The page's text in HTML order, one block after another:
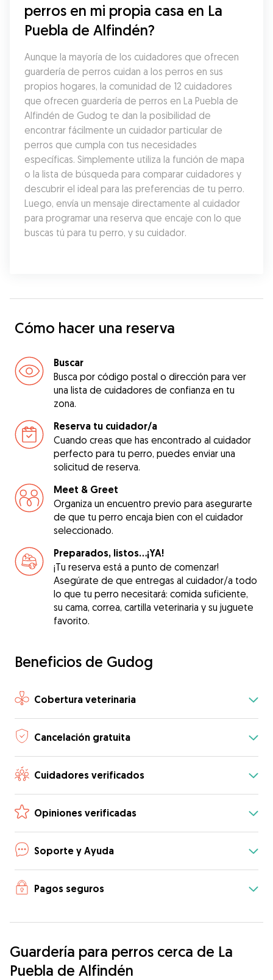
perros en mi propia casa en La
Puebla de Alfindén?
Aunque la mayoría de los cuidadores que ofrecen
guardería de perros cuidan a los perros en sus
propios hogares, la comunidad de 12 cuidadores
que ofrecen guardería de perros en La Puebla de
Alfindén de Gudog te dan la posibilidad de
encontrar fácilmente un cuidador particular de
perros que cumpla con tus necesidades
específicas. Simplemente utiliza la función de mapa
o la lista de búsqueda para comparar cuidadores y
descubrir el ideal para las preferencias de tu perro.
Luego, envía un mensaje directamente al cuidador
para programar una reserva que encaje con lo que
buscas tú para tu perro, y su cuidador.
Cómo hacer una reserva
Buscar
Busca por código postal o dirección para ver
una lista de cuidadores de confianza en tu
zona.
Reserva tu cuidador/a
Cuando creas que has encontrado al cuidador
perfecto para tu perro, puedes enviar una
solicitud de reserva.
Meet & Greet
Organiza un encuentro previo para asegurarte
de que tu perro encaja bien con el cuidador
seleccionado.
Preparados, listos...¡YA!
¡Tu reserva está a punto de comenzar!
Asegúrate de que entregas al cuidador/a todo
lo que tu perro necesitará: comida suficiente,
su cama, correa, cartilla veterinaria y su juguete
favorito.
Beneficios de Gudog
Cobertura veterinaria
Cancelación gratuita
Cuidadores verificados
Opiniones verificadas
Soporte y Ayuda
Pagos seguros
Guardería para perros cerca de La
Puebla de Alfindén